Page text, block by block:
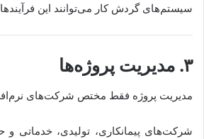
سیستم‌های گردش کار می‌توانند این فرآیندها
۳. مدیریت پروژه‌ها
مدیریت پروژه فقط مختص شرکت‌های
شرکت‌های پیمانکاری، تولیدی، خدماتی